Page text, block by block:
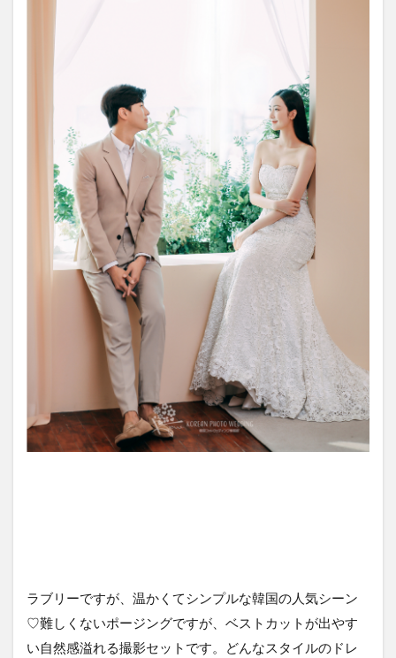
ラブリーですが、温かくてシンプルな韓国の人気シーン
♡難しくないポージングですが、ベストカットが出やす
い自然感溢れる撮影セットです。どんなスタイルのドレ